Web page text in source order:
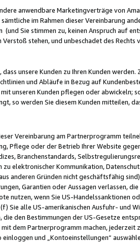
anwendbare Marketingverträge von
im Rahmen dieser Vereinbarung
Sie stimmen zu, keinen Anspruch auf
stehen, und unbeschadet des Rechts
unsere Kunden zu Ihren Kunden
und Abläufe in Bezug auf
unseren Kunden pflegen oder abwickeln;
so werden Sie diesem Kunden mitteilen,
Vereinbarung am Partnerprogramm
Pflege oder der Betrieb Ihrer Website
Branchenstandards,
elektronischer Kommunikation,
anderen Gründen nicht geschäftsfähig
Garantien oder Aussagen verlassen,
nutzen, wenn Sie US-Handelssanktionen
Sie alle US-amerikanischen Ausfuhr- und
den Bestimmungen der US-Gesetze
dem Partnerprogramm machen,
und „Kontoeinstellungen“